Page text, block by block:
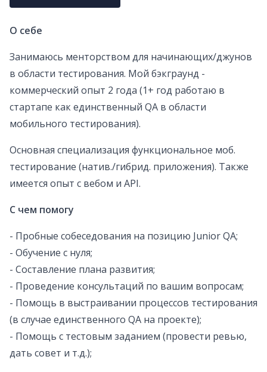
О себе
Занимаюсь менторством для начинающих/джунов
в области тестирования. Мой бэкграунд -
коммерческий опыт 2 года (1+ год работаю в
стартапе как единственный QA в области
мобильного тестирования).
Основная специализация функциональное моб.
тестирование (натив./гибрид. приложения). Также
имеется опыт с вебом и API.
С чем помогу
- Пробные собеседования на позицию Junior QA;
- Обучение с нуля;
- Составление плана развития;
- Проведение консультаций по вашим вопросам;
- Помощь в выстраивании процессов тестирования
(в случае единственного QA на проекте);
- Помощь с тестовым заданием (провести ревью,
дать совет и т.д.);